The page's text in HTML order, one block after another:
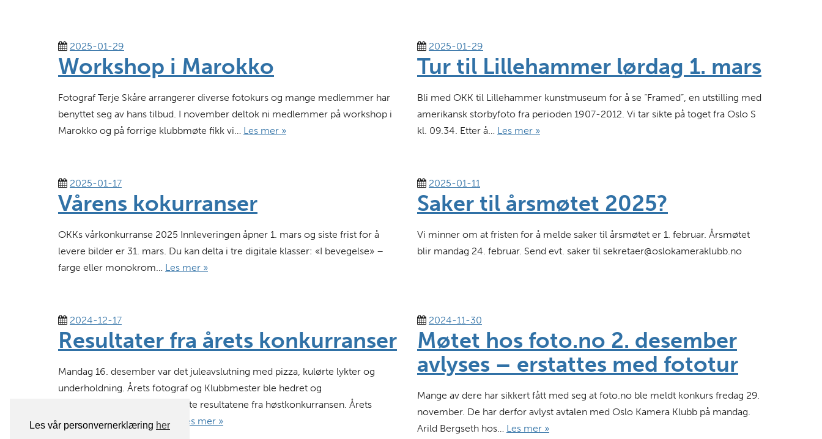
Les vår personvernerklæring her
2025-01-29
Workshop i Marokko
Fotograf Terje Skåre arrangerer diverse fotokurs og mange medlemmer har
benyttet seg av hans tilbud. I november deltok ni medlemmer på workshop i
Marokko og på forrige klubbmøte fikk vi… Les mer »
2025-01-29
Tur til Lillehammer lørdag 1. mars
Bli med OKK til Lillehammer kunstmuseum for å se “Framed”, en utstilling med
amerikansk storbyfoto fra perioden 1907-2012. Vi tar sikte på toget fra Oslo S
kl. 09.34. Etter å… Les mer »
2025-01-17
Vårens kokurranser
OKKs vårkonkurranse 2025 Innleveringen åpner 1. mars og siste frist for å
levere bilder er 31. mars. Du kan delta i tre digitale klasser: «I bevegelse» –
farge eller monokrom… Les mer »
2025-01-11
Saker til årsmøtet 2025?
Vi minner om at fristen for å melde saker til årsmøtet er 1. februar. Årsmøtet
blir mandag 24. februar. Send evt. saker til sekretaer@oslokameraklubb.no
2024-12-17
Resultater fra årets konkurranser
Mandag 16. desember var det juleavslutning med pizza, kulørte lykter og
underholdning. Årets fotograf og Klubbmester ble hedret og
Konkurransegruppa presenterte resultatene fra høstkonkurransen. Årets
fotograf Den som får flest…
Les mer »
2024-11-30
Møtet hos foto.no 2. desember
avlyses – erstattes med fototur
Mange av dere har sikkert fått med seg at foto.no ble meldt konkurs fredag 29.
november. De har derfor avlyst avtalen med Oslo Kamera Klubb på mandag.
Arild Bergseth hos… Les mer »